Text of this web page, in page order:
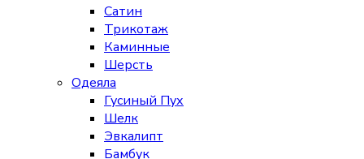
Сатин
Трикотаж
Каминные
Шерсть
Одеяла
Гусиный Пух
Шелк
Эвкалипт
Бамбук